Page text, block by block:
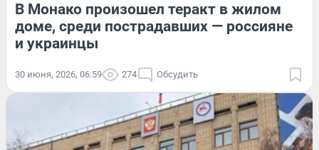
В Монако произошел теракт в жилом
доме, среди пострадавших — россияне
и украинцы
30 июня, 2026, 06:59 274 Обсудить